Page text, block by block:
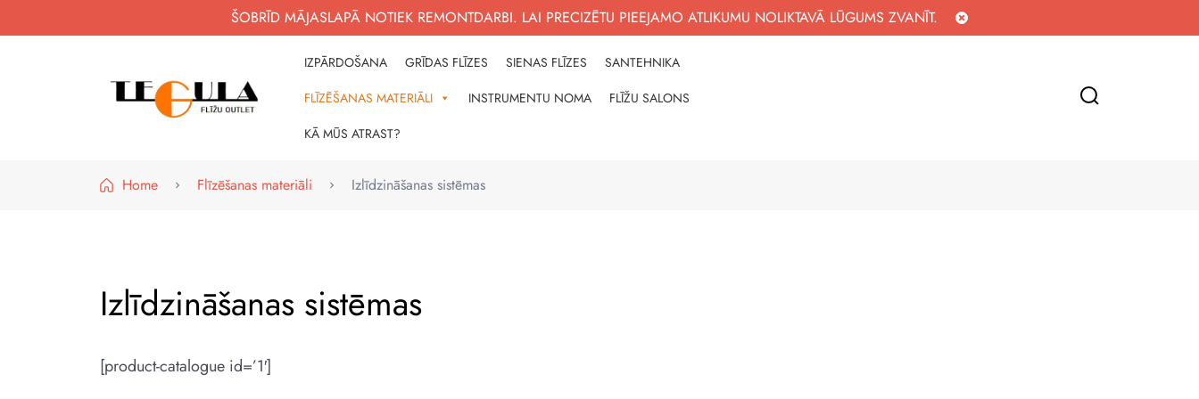
ŠOBRĪD MĀJASLAPĀ NOTIEK REMONTDARBI. LAI PRECIZĒTU PIEEJAMO ATLIKUMU NOLIKTAVĀ LŪGUMS ZVANĪT.
KVALITATĪVAS FLĪZES PAR PIEEJAMĀM CENĀM
IZPĀRDOŠANA GRĪDAS FLĪZES SIENAS FLĪZES
SANTEHNIKA
FLĪZĒŠANAS MATERIĀLI
INSTRUMENTU NOMA
FLĪŽU SALONS
KĀ MŪS ATRAST?
Home Flīzēšanas materiāli Izlīdzināšanas sistēmas
Izlīdzināšanas sistēmas
[product-catalogue id=’1′]